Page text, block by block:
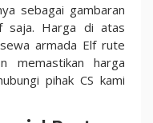
sebagai gambaran
saja. Harga di atas
armada Elf rute
memastikan harga
pihak CS kami